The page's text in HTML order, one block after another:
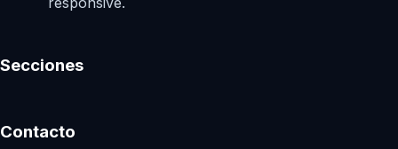
Secciones
Contacto